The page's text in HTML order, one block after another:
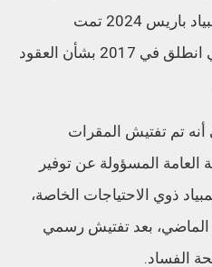
الرئيسي للجنة المنظمة لأولمبياد باريس 2024 تمت
مداهمته في إطار تحقيق أولي انطلق في 2017 بشأن العقود
تم تفتيش المقرات
العامة المسؤولة عن توفير
ذوي الاحتياجات الخاصة،
الماضي، بعد تفتيش رسمي
الفساد.